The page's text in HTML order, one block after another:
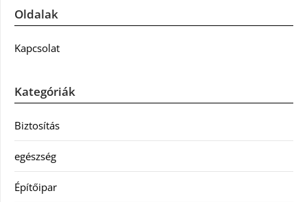
Oldalak
Kapcsolat
Kategóriák
Biztosítás
egészség
Építőipar